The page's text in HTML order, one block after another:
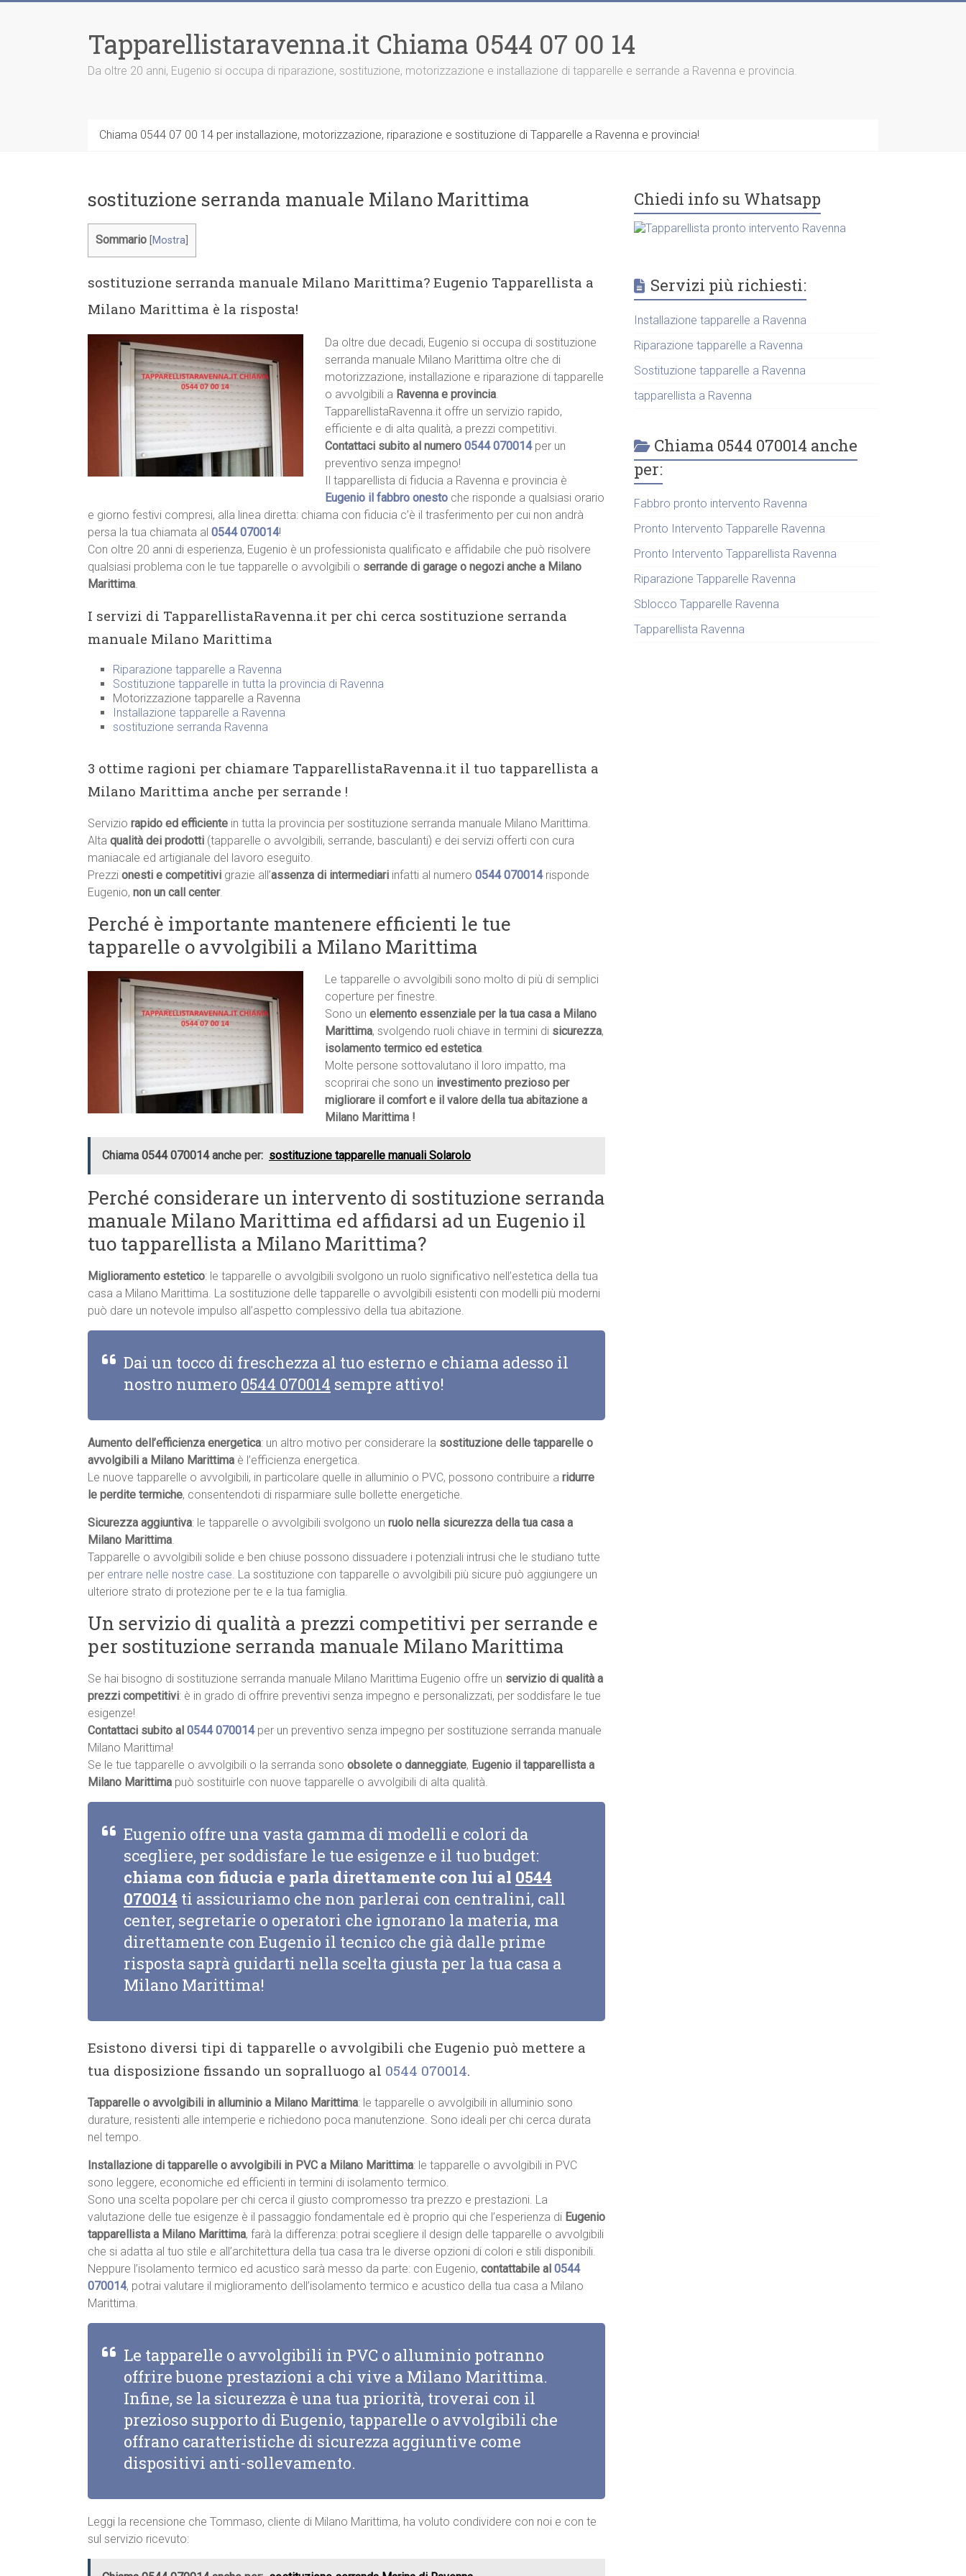
Tapparellistaravenna.it Chiama 0544 07 00 14
Da oltre 20 anni, Eugenio si occupa di riparazione, sostituzione, motorizzazione e installazione di tapparelle e serrande a Ravenna e provincia.
Chiama 0544 07 00 14 per installazione, motorizzazione, riparazione e sostituzione di Tapparelle a Ravenna e provincia!
sostituzione serranda manuale Milano Marittima
Sommario Mostra
sostituzione serranda manuale Milano Marittima? Eugenio Tapparellista a
Milano Marittima è la risposta!
Da oltre due decadi, Eugenio si occupa di sostituzione
serranda manuale Milano Marittima oltre che di
motorizzazione, installazione e riparazione di tapparelle
o avvolgibili a Ravenna e provincia.
TapparellistaRavenna.it offre un servizio rapido,
efficiente e di alta qualità, a prezzi competitivi.
Contattaci subito al numero 0544 070014per un
preventivo senza impegno!
Il tapparellista di fiducia a Ravenna e provincia è
Eugenio il fabbro onesto che risponde a qualsiasi orario
e giorno festivi compresi, alla linea diretta: chiama con fiducia c’è il trasferimento per cui non andrà
persa la tua chiamata al 0544 070014!
Con oltre 20 anni di esperienza, Eugenio è un professionista qualificato e affidabile che può risolvere
qualsiasi problema con le tue tapparelle o avvolgibili o serrande di garage o negozi anche a Milano
Marittima.
I servizi di TapparellistaRavenna.it per chi cerca sostituzione serranda
manuale Milano Marittima
Riparazione tapparelle a Ravenna
Sostituzione tapparelle in tutta la provincia di Ravenna
Motorizzazione tapparelle a Ravenna
Installazione tapparelle a Ravenna
sostituzione serranda Ravenna
3 ottime ragioni per chiamare TapparellistaRavenna.it il tuo tapparellista a
Milano Marittima anche per serrande !
Servizio rapido ed efficiente in tutta la provincia per sostituzione serranda manuale Milano Marittima.
Alta qualità dei prodotti (tapparelle o avvolgibili, serrande, basculanti) e dei servizi offerti con cura
maniacale ed artigianale del lavoro eseguito.
Prezzi onesti e competitivi grazie all’assenza di intermediari infatti al numero 0544 070014 risponde
Eugenio, non un call center.
Perché è importante mantenere efficienti le tue
tapparelle o avvolgibili a Milano Marittima
Le tapparelle o avvolgibili sono molto di più di semplici
coperture per finestre.
Sono un elemento essenziale per la tua casa a Milano
Marittima, svolgendo ruoli chiave in termini di sicurezza,
isolamento termico ed estetica.
Molte persone sottovalutano il loro impatto, ma
scoprirai che sono un investimento prezioso per
migliorare il comfort e il valore della tua abitazione a
Milano Marittima !
Chiama 0544 070014 anche per: sostituzione tapparelle manuali Solarolo
Perché considerare un intervento di sostituzione serranda
manuale Milano Marittima ed affidarsi ad un Eugenio il
tuo tapparellista a Milano Marittima?
Miglioramento estetico: le tapparelle o avvolgibili svolgono un ruolo significativo nell’estetica della tua
casa a Milano Marittima. La sostituzione delle tapparelle o avvolgibili esistenti con modelli più moderni
può dare un notevole impulso all’aspetto complessivo della tua abitazione.
Dai un tocco di freschezza al tuo esterno e chiama adesso il
nostro numero 0544 070014 sempre attivo!
Aumento dell’efficienza energetica: un altro motivo per considerare la sostituzione delle tapparelle o
avvolgibili a Milano Marittima è l’efficienza energetica.
Le nuove tapparelle o avvolgibili, in particolare quelle in alluminio o PVC, possono contribuire a ridurre
le perdite termiche, consentendoti di risparmiare sulle bollette energetiche.
Sicurezza aggiuntiva: le tapparelle o avvolgibili svolgono un ruolo nella sicurezza della tua casa a
Milano Marittima.
Tapparelle o avvolgibili solide e ben chiuse possono dissuadere i potenziali intrusi che le studiano tutte
per entrare nelle nostre case. La sostituzione con tapparelle o avvolgibili più sicure può aggiungere un
ulteriore strato di protezione per te e la tua famiglia.
Un servizio di qualità a prezzi competitivi per serrande e
per sostituzione serranda manuale Milano Marittima
Se hai bisogno di sostituzione serranda manuale Milano Marittima Eugenio offre un servizio di qualità a
prezzi competitivi: è in grado di offrire preventivi senza impegno e personalizzati, per soddisfare le tue
esigenze!
Contattaci subito al 0544 070014 per un preventivo senza impegno per sostituzione serranda manuale
Milano Marittima!
Se le tue tapparelle o avvolgibili o la serranda sono obsolete o danneggiate, Eugenio il tapparellista a
Milano Marittima può sostituirle con nuove tapparelle o avvolgibili di alta qualità.
Eugenio offre una vasta gamma di modelli e colori da
scegliere, per soddisfare le tue esigenze e il tuo budget:
chiama con fiducia e parla direttamente con lui al 0544
070014 ti assicuriamo che non parlerai con centralini, call
center, segretarie o operatori che ignorano la materia, ma
direttamente con Eugenio il tecnico che già dalle prime
risposta saprà guidarti nella scelta giusta per la tua casa a
Milano Marittima!
Esistono diversi tipi di tapparelle o avvolgibili che Eugenio può mettere a
tua disposizione fissando un sopralluogo al 0544 070014.
Tapparelle o avvolgibili in alluminio a Milano Marittima: le tapparelle o avvolgibili in alluminio sono
durature, resistenti alle intemperie e richiedono poca manutenzione. Sono ideali per chi cerca durata
nel tempo.
Installazione di tapparelle o avvolgibili in PVC a Milano Marittima: le tapparelle o avvolgibili in PVC
sono leggere, economiche ed efficienti in termini di isolamento termico.
Sono una scelta popolare per chi cerca il giusto compromesso tra prezzo e prestazioni. La
valutazione delle tue esigenze è il passaggio fondamentale ed è proprio qui che l’esperienza di Eugenio
tapparellista a Milano Marittima, farà la differenza: potrai scegliere il design delle tapparelle o avvolgibili
che si adatta al tuo stile e all’architettura della tua casa tra le diverse opzioni di colori e stili disponibili.
Neppure l’isolamento termico ed acustico sarà messo da parte: con Eugenio, contattabile al 0544
070014, potrai valutare il miglioramento dell’isolamento termico e acustico della tua casa a Milano
Marittima.
Le tapparelle o avvolgibili in PVC o alluminio potranno
offrire buone prestazioni a chi vive a Milano Marittima.
Infine, se la sicurezza è una tua priorità, troverai con il
prezioso supporto di Eugenio, tapparelle o avvolgibili che
offrano caratteristiche di sicurezza aggiuntive come
dispositivi anti-sollevamento.
Leggi la recensione che Tommaso, cliente di Milano Marittima, ha voluto condividere con noi e con te
sul servizio ricevuto:
Chiedi info su Whatsapp
Servizi più richiesti:
Installazione tapparelle a Ravenna
Riparazione tapparelle a Ravenna
Sostituzione tapparelle a Ravenna
tapparellista a Ravenna
Chiama 0544 070014 anche
per:
Fabbro pronto intervento Ravenna
Pronto Intervento Tapparelle Ravenna
Pronto Intervento Tapparellista Ravenna
Riparazione Tapparelle Ravenna
Sblocco Tapparelle Ravenna
Tapparellista Ravenna